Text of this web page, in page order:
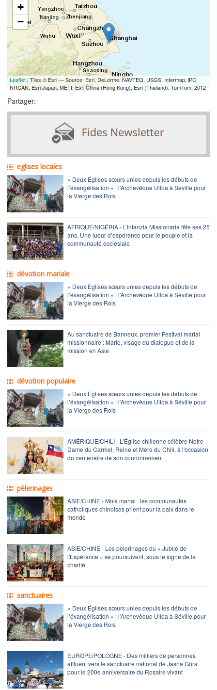
+
−
Leaflet | Tiles © Esri — Source: Esri, DeLorme, NAVTEQ, USGS, Intermap, iPC,
NRCAN, Esri Japan, METI, Esri China (Hong Kong), Esri (Thailand), TomTom, 2012
Partager:
eglises locales
« Deux Églises sœurs unies depuis les débuts de
l’évangélisation » : l'Archevêque Ulloa à Séville pour
la Vierge des Rois
AFRIQUE/NIGÉRIA - L’Infanzia Missionaria fête ses 25
ans. Une lueur d’espérance pour le peuple et la
communauté ecclésiale
dévotion mariale
« Deux Églises sœurs unies depuis les débuts de
l’évangélisation » : l'Archevêque Ulloa à Séville pour
la Vierge des Rois
Au sanctuaire de Banneux, premier Festival marial
missionnaire : Marie, visage du dialogue et de la
mission en Asie
dévotion populaire
« Deux Églises sœurs unies depuis les débuts de
l’évangélisation » : l'Archevêque Ulloa à Séville pour
la Vierge des Rois
AMÉRIQUE/CHILI - L'Église chilienne célèbre Notre-
Dame du Carmel, Reine et Mère du Chili, à l'occasion
du centenaire de son couronnement
pèlerinages
ASIE/CHINE - Mois marial : les communautés
catholiques chinoises prient pour la paix dans le
monde
ASIE/CHINE - Les pèlerinages du « Jubilé de
l'Espérance » se poursuivent, sous le signe de la
charité
sanctuaires
« Deux Églises sœurs unies depuis les débuts de
l’évangélisation » : l'Archevêque Ulloa à Séville pour
la Vierge des Rois
EUROPE/POLOGNE - Des milliers de personnes
affluent vers le sanctuaire national de Jasna Góra
pour le 200e anniversaire du Rosaire vivant